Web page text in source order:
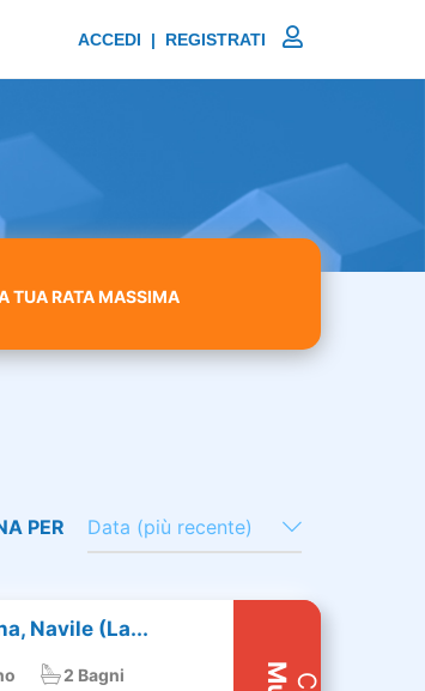
ACCEDI | REGISTRATI
TUA RATA MASSIMA
PER Data (più recente)
Navile (La...
2 Bagni